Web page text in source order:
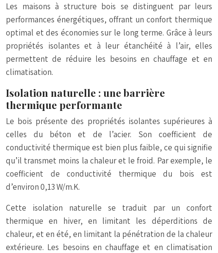
Les maisons à structure bois se distinguent par leurs
performances énergétiques, offrant un confort thermique
optimal et des économies sur le long terme. Grâce à leurs
propriétés isolantes et à leur étanchéité à l’air, elles
permettent de réduire les besoins en chauffage et en
climatisation.
Isolation naturelle : une barrière
thermique performante
Le bois présente des propriétés isolantes supérieures à
celles du béton et de l’acier. Son coefficient de
conductivité thermique est bien plus faible, ce qui signifie
qu’il transmet moins la chaleur et le froid. Par exemple, le
coefficient de conductivité thermique du bois est
d’environ 0,13 W/m.K.
Cette isolation naturelle se traduit par un confort
thermique en hiver, en limitant les déperditions de
chaleur, et en été, en limitant la pénétration de la chaleur
extérieure. Les besoins en chauffage et en climatisation